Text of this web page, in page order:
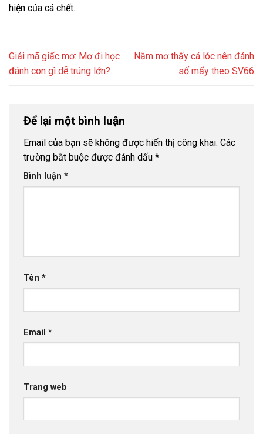
hiện của cá chết.
Giải mã giấc mơ: Mơ đi học
đánh con gì dễ trúng lớn?
Nằm mơ thấy cá lóc nên đánh
số mấy theo SV66
Để lại một bình luận
Email của bạn sẽ không được hiển thị công khai. Các
trường bắt buộc được đánh dấu *
Bình luận *
Tên *
Email *
Trang web